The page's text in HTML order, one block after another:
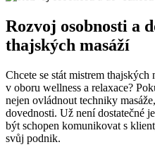
Rozvoj osobnosti a
thajských masáží
Chcete se stát mistrem
v oboru wellness a relaxace?
nejen ovládnout techniky
dovednosti. Už není dostatečné
být schopen komunikovat s
svůj podnik.